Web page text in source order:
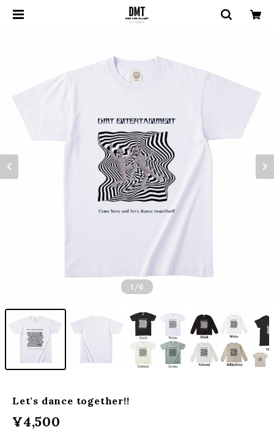
1 /6
Let's dance together!!
¥4,500